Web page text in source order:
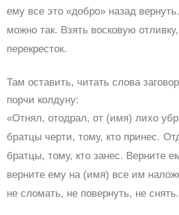
ему все это «добро» назад
можно так. Взять восковую
перекресток.
Там оставить, читать слова
порчи колдуну:
«Отнял, отодрал, от (имя) лихо
братцы черти, тому, кто принес.
братцы, тому, кто занес. Верните
верните ему на (имя) все им
не сломать, не повернуть, не